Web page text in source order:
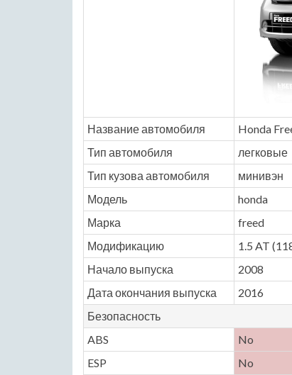
Название автомобиля Honda
Тип автомобиля
легковые
Тип кузова автомобиля
минивэн
Модель
honda
Марка
freed
Модификацию
1.5 AT
Начало выпуска
2008
Дата окончания выпуска
2016
Безопасность
ABS
No
ESP
No